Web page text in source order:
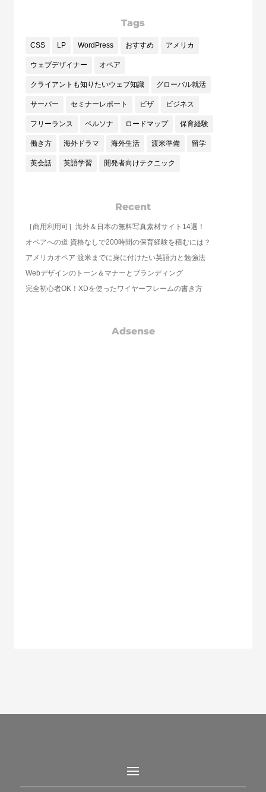
Tags
CSS LP WordPress おすすめ アメリカ
ウェブデザイナー オペア
クライアントも知りたいウェブ知識 グローバル就活
サーバー セミナーレポート ビザ ビジネス
フリーランス ペルソナ ロードマップ 保育経験
働き方 海外ドラマ 海外生活 渡米準備 留学
英会話 英語学習 開発者向けテクニック
Recent
［商用利用可］海外＆日本の無料写真素材サイト14選！
オペアへの道 資格なしで200時間の保育経験を積むには？
アメリカオペア 渡米までに身に付けたい英語力と勉強法
Webデザインのトーン＆マナーとブランディング
完全初心者OK！XDを使ったワイヤーフレームの書き方
Adsense